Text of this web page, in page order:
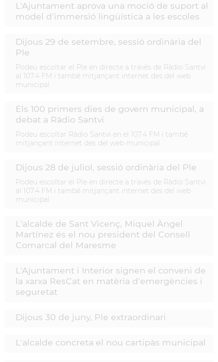
L'Ajuntament aprova una moció de suport al
model d'immersió lingüística a les escoles
Dijous 29 de setembre, sessió ordinària del
Ple
Podeu escoltar el Ple en directe a través de Ràdio Santvi
al 107.4 FM i també mitjançant internet des del web
municipal
Els 100 primers dies de govern municipal, a
debat a Ràdio Santvi
Podeu escoltar Ràdio Santvi en el 107.4 FM i també
mitjançant internet des del web municipal
Dijous 28 de juliol, sessió ordinària del Ple
Podeu escoltar el Ple en directe a través de Ràdio Santvi
al 107.4 FM i també mitjançant internet des del web
municipal
L'alcalde de Sant Vicenç, Miquel Àngel
Martínez és el nou president del Consell
Comarcal del Maresme
L'Ajuntament i Interior signen el conveni de
la xarxa ResCat en matèria d'emergències i
seguretat
Dijous 30 de juny, Ple extraordinari
L'alcalde concreta el nou cartipàs municipal